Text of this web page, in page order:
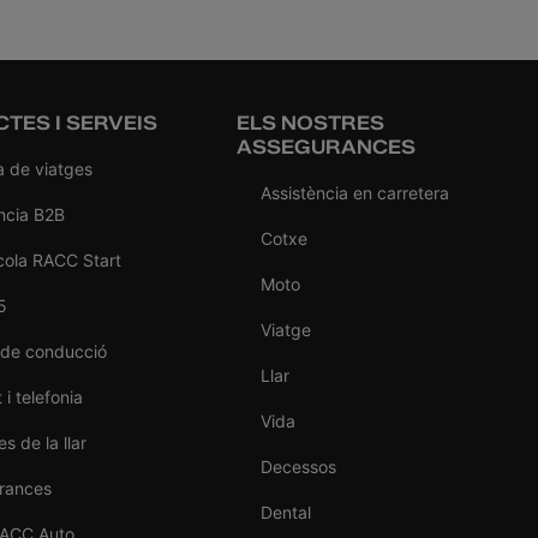
I SERVEIS
de viatges
B2B
RACC Start
conducció
i telefonia
de la llar
ELS NOSTRES
ASSEGURANCES
Assistència en carretera
Cotxe
Moto
Viatge
Llar
Vida
Decessos
Dental